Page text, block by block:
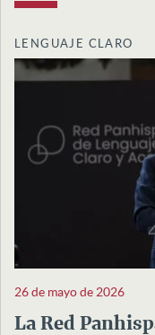
LENGUAJE CLARO
26 de mayo de 2026
La Red